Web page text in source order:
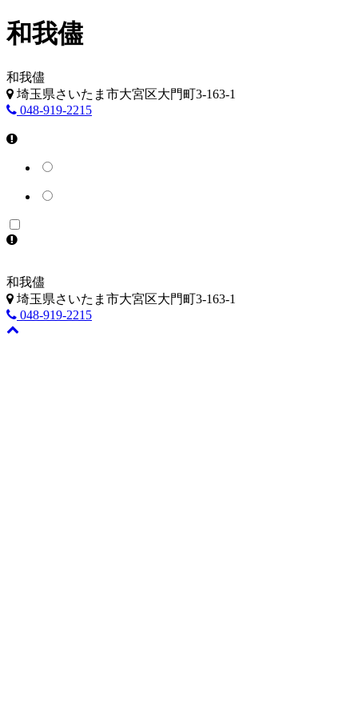
和我儘
和我儘
埼玉県さいたま市大宮区大門町3-163-1
048-919-2215
和我儘
埼玉県さいたま市大宮区大門町3-163-1
048-919-2215